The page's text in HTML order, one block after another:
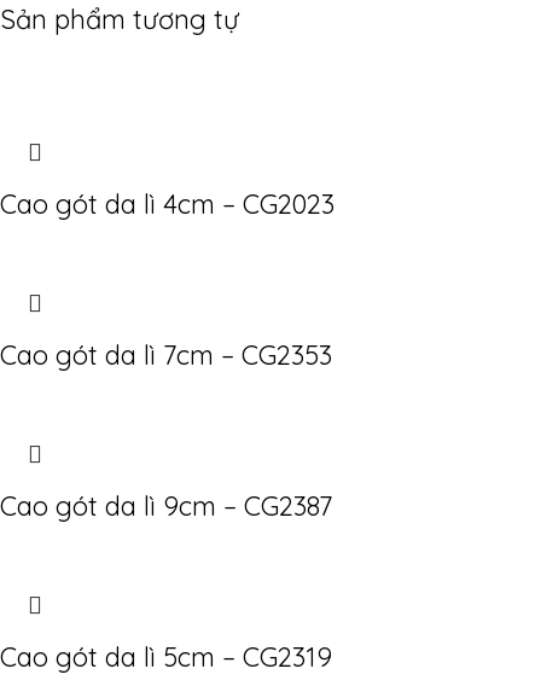
Sản phẩm tương tự
Cao gót da lì 4cm – CG2023
Cao gót da lì 7cm – CG2353
Cao gót da lì 9cm – CG2387
Cao gót da lì 5cm – CG2319